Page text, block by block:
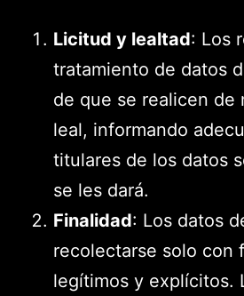
Licitud y lealtad: Los
tratamiento de datos
de que se realicen de
leal, informando
titulares de los datos
se les dará.
Finalidad: Los datos
recolectarse solo con
legítimos y explícitos.